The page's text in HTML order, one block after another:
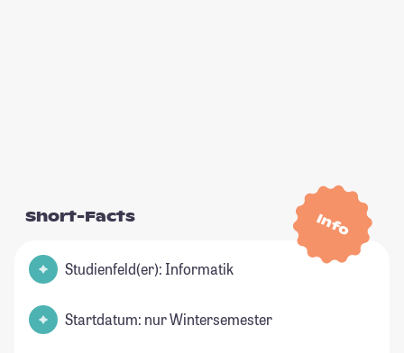
Info
Short-Facts
Studienfeld(er): Informatik
Startdatum: nur Wintersemester